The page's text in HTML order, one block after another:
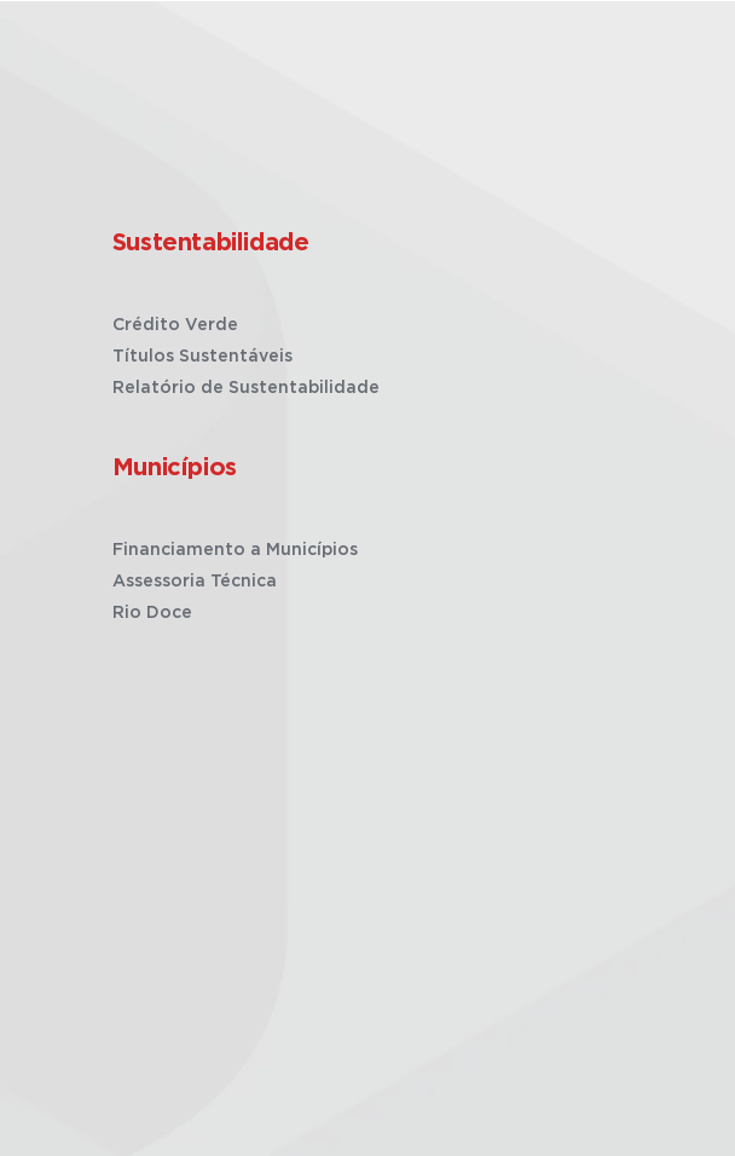
Sustentabilidade
Crédito Verde
Títulos Sustentáveis
Relatório de Sustentabilidade
Municípios
Financiamento a Municípios
Assessoria Técnica
Rio Doce